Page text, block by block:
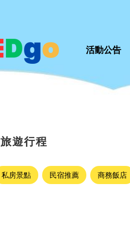
活動公告
活動公告
旅遊行程
私房景點 民宿推薦 商務飯店